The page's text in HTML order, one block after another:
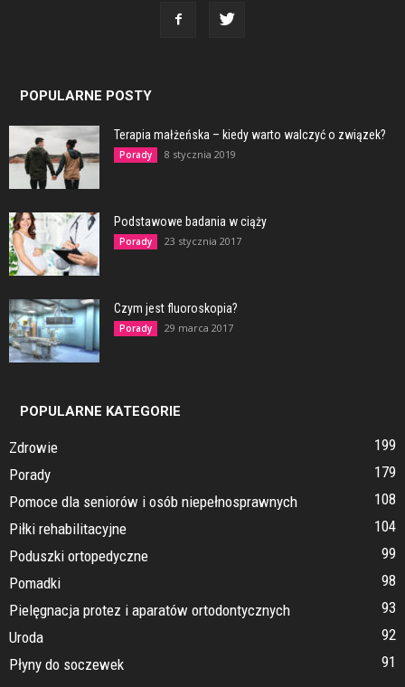
POPULARNE POSTY
Terapia małżeńska – kiedy warto walczyć o związek?
Porady 8 stycznia 2019
Podstawowe badania w ciąży
Porady 23 stycznia 2017
Czym jest fluoroskopia?
Porady 29 marca 2017
POPULARNE KATEGORIE
Zdrowie
199
Porady
179
Pomoce dla seniorów i osób niepełnosprawnych
108
Piłki rehabilitacyjne
104
Poduszki ortopedyczne
99
Pomadki
98
Pielęgnacja protez i aparatów ortodontycznych
93
Uroda
92
Płyny do soczewek
91